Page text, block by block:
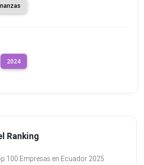
2024
Ranking
100 Empresas en Ecuador 2025